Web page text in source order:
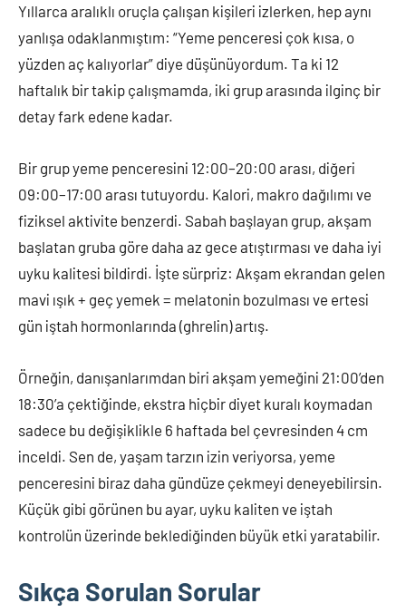
Yıllarca aralıklı oruçla çalışan kişileri izlerken, hep aynı
yanlışa odaklanmıştım: “Yeme penceresi çok kısa, o
yüzden aç kalıyorlar” diye düşünüyordum. Ta ki 12
haftalık bir takip çalışmamda, iki grup arasında ilginç bir
detay fark edene kadar.
Bir grup yeme penceresini 12:00–20:00 arası, diğeri
09:00–17:00 arası tutuyordu. Kalori, makro dağılımı ve
fiziksel aktivite benzerdi. Sabah başlayan grup, akşam
başlatan gruba göre daha az gece atıştırması ve daha iyi
uyku kalitesi bildirdi. İşte sürpriz: Akşam ekrandan gelen
mavi ışık + geç yemek = melatonin bozulması ve ertesi
gün iştah hormonlarında (ghrelin) artış.
Örneğin, danışanlarımdan biri akşam yemeğini 21:00’den
18:30’a çektiğinde, ekstra hiçbir diyet kuralı koymadan
sadece bu değişiklikle 6 haftada bel çevresinden 4 cm
inceldi. Sen de, yaşam tarzın izin veriyorsa, yeme
penceresini biraz daha gündüze çekmeyi deneyebilirsin.
Küçük gibi görünen bu ayar, uyku kaliten ve iştah
kontrolün üzerinde beklediğinden büyük etki yaratabilir.
Sıkça Sorulan Sorular